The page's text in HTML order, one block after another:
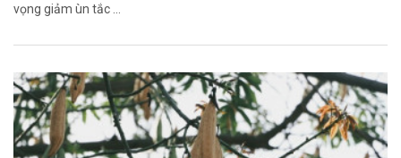
vọng giảm ùn tắc ...